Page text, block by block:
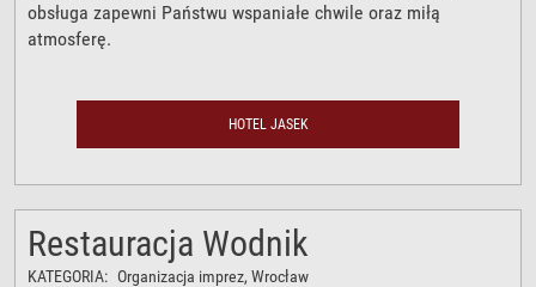
obsługa zapewni Państwu wspaniałe chwile oraz miłą
atmosferę.
HOTEL JASEK
Restauracja Wodnik
KATEGORIA: Organizacja imprez, Wrocław